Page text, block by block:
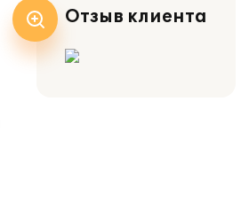
Отзыв клиента